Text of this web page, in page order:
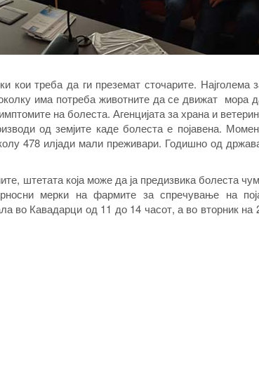
кои треба да ги преземат сточарите. Најголема
има потреба животните да се движат мора
на болеста. Агенцијата за храна и
од земјите каде болеста е појавена.
478 илјади мали преживари. Годишно од
штетата која може да ја предизвика болеста
мерки на фармите за спречување на
во Кавадарци од 11 до 14 часот, а во вторник на